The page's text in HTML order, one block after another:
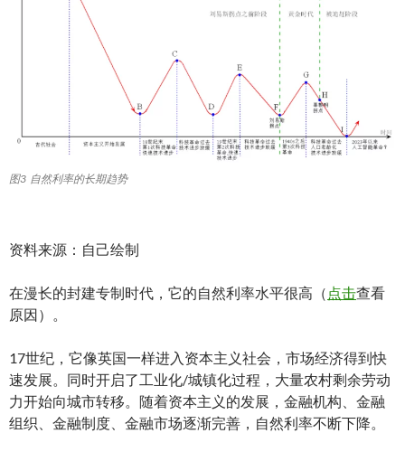
图3 自然利率的长期趋势
资料来源：自己绘制
在漫长的封建专制时代，它的自然利率水平很高（ 点击查看
原因）。
17世纪，它像英国一样进入资本主义社会，市场经济得到快
速发展。同时开启了工业化/城镇化过程，大量农村剩余劳动
力开始向城市转移。随着资本主义的发展，金融机构、金融
组织、金融制度、金融市场逐渐完善，自然利率不断下降。